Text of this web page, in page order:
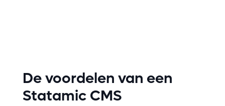
De voordelen van een
Statamic CMS